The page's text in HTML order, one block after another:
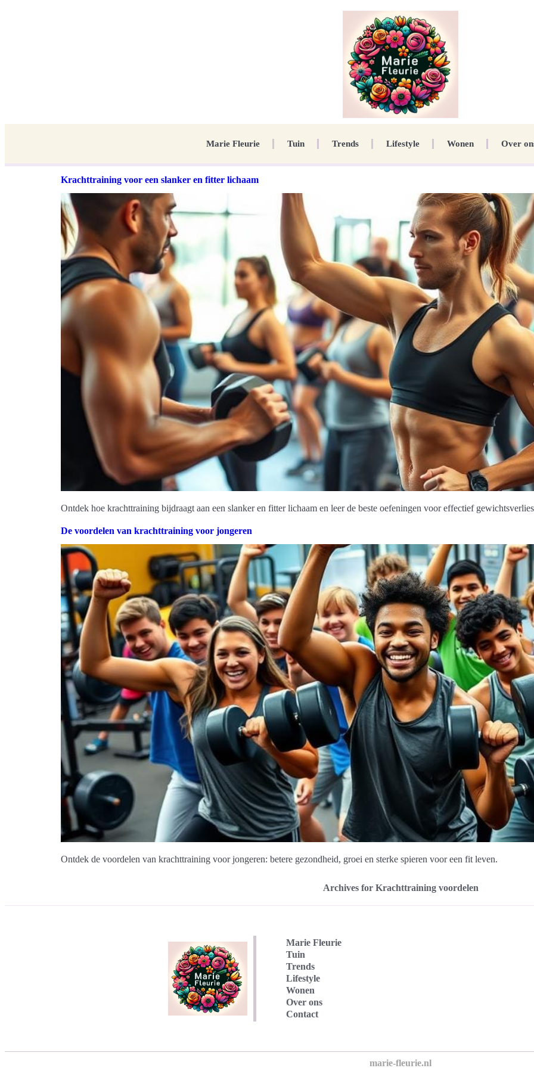
Marie Fleurie Tuin Trends Lifestyle Wonen Over
Krachttraining voor een slanker en fitter lichaam
Ontdek hoe krachttraining bijdraagt aan een slanker en fitter lichaam en leer de beste oefeningen voor effectief
De voordelen van krachttraining voor jongeren
Ontdek de voordelen van krachttraining voor jongeren: betere gezondheid, groei en sterke spieren voor een fit leven.
Archives for Krachttraining voordelen
Marie Fleurie
Tuin
Trends
Lifestyle
Wonen
Over ons
Contact
marie-fleurie.nl